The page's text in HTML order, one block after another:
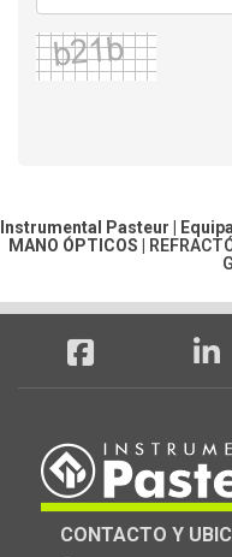
Instrumental Pasteur |
MANO ÓPTICOS
CONTACTO Y